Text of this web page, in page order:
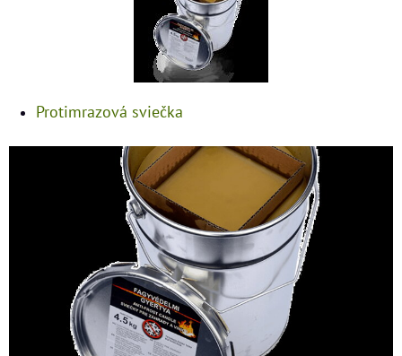
Protimrazová sviečka